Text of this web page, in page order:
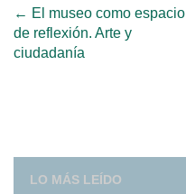
Post
navigation
← El museo como espacio
de reflexión. Arte y
ciudadanía
LO MÁS LEÍDO